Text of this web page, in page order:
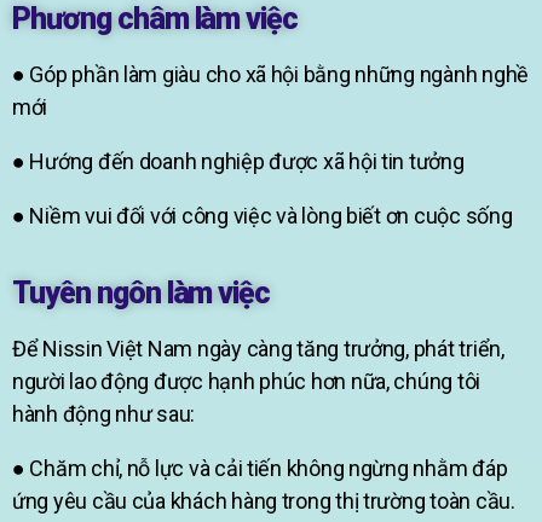
Phương châm làm việc
● Góp phần làm giàu cho xã hội bằng những ngành nghề
mới
● Hướng đến doanh nghiệp được xã hội tin tưởng
● Niềm vui đối với công việc và lòng biết ơn cuộc sống
Tuyên ngôn làm việc
Để Nissin Việt Nam ngày càng tăng trưởng, phát triển,
người lao động được hạnh phúc hơn nữa, chúng tôi
hành động như sau:
● Chăm chỉ, nỗ lực và cải tiến không ngừng nhằm đáp
ứng yêu cầu của khách hàng trong thị trường toàn cầu.